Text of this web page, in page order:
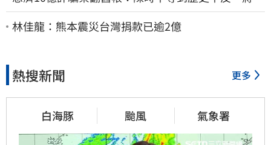
安償還2022政治利息
林佳龍：熊本震災台灣捐款已逾2億
熱搜新聞 更多
白海豚 颱風 氣象署